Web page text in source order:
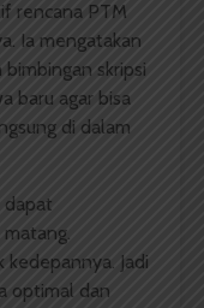
rencana PTM
Ia mengatakan
skripsi
baru agar bisa
di dalam
dapat
kedepannya. Jadi
optimal dan